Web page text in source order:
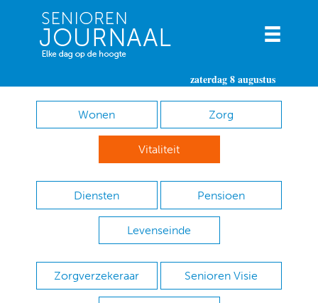
zaterdag 8 augustus
Wonen Zorg
Vitaliteit
Diensten Pensioen
Levenseinde
Zorgverzekeraar Senioren Visie